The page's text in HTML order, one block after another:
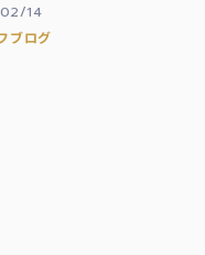
14
ブログ